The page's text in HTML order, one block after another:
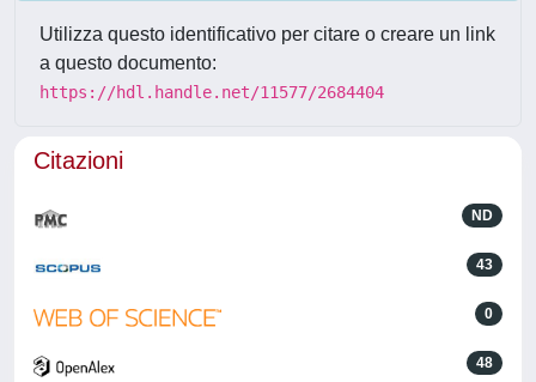
Utilizza questo identificativo per citare o creare un link
a questo documento:
https://hdl.handle.net/11577/2684404
Citazioni
ND
43
0
48